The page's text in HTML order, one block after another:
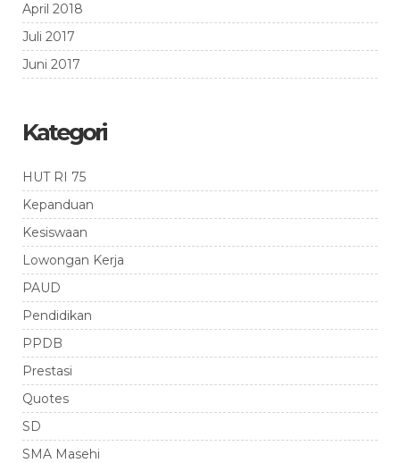
April 2018
Juli 2017
Juni 2017
Kategori
HUT RI 75
Kepanduan
Kesiswaan
Lowongan Kerja
PAUD
Pendidikan
PPDB
Prestasi
Quotes
SD
SMA Masehi